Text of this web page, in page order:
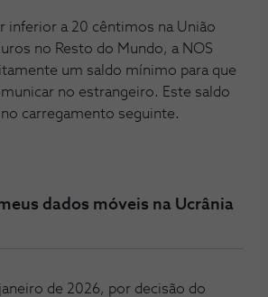
inferior a 20 cêntimos na União
no Resto do Mundo, a NOS
um saldo mínimo para que
no estrangeiro. Este saldo
carregamento seguinte.
dados móveis na Ucrânia
de 2026, por decisão do